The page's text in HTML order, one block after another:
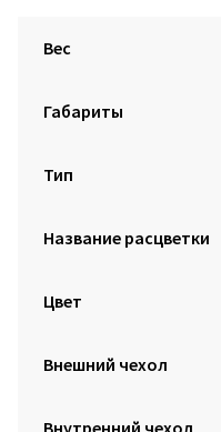
Вес
Габариты
Тип
Название расцветки
Цвет
Внешний чехол
Внутренний чехол